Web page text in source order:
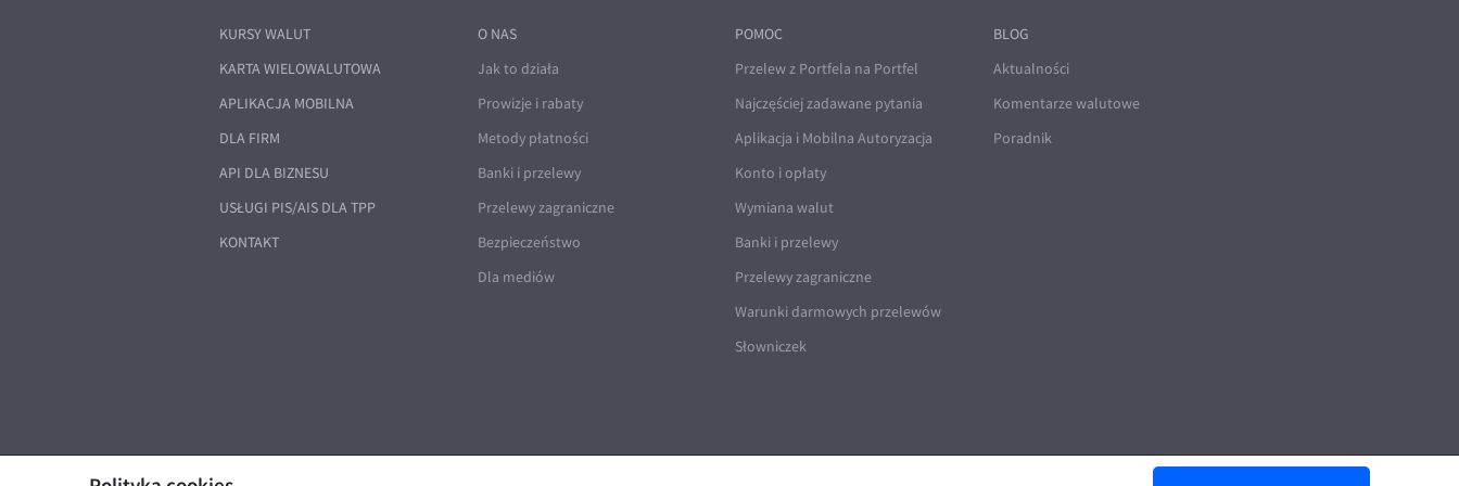
KURSY WALUT
KARTA WIELOWALUTOWA
APLIKACJA MOBILNA
DLA FIRM
API DLA BIZNESU
USŁUGI PIS/AIS DLA TPP
KONTAKT
O NAS
Jak to działa
Prowizje i rabaty
Metody płatności
Banki i przelewy
Przelewy zagraniczne
Bezpieczeństwo
Dla mediów
POMOC
Przelew z Portfela na Portfel
Najczęściej zadawane pytania
Aplikacja i Mobilna Autoryzacja
Konto i opłaty
Wymiana walut
Banki i przelewy
Przelewy zagraniczne
Warunki darmowych przelewów
Słowniczek
BLOG
Aktualności
Komentarze walutowe
Poradnik